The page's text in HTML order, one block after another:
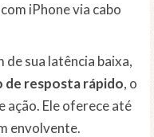
iPhone via cabo
de sua latência baixa,
de resposta rápido, o
ação. Ele oferece até
envolvente.